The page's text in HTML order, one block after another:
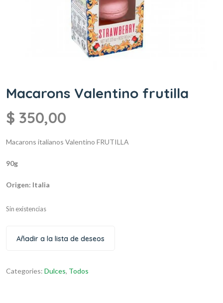
Macarons Valentino frutilla
$ 350,00
Macarons italianos Valentino FRUTILLA
90g
Origen: Italia
Sin existencias
Añadir a la lista de deseos
Categories: Dulces, Todos